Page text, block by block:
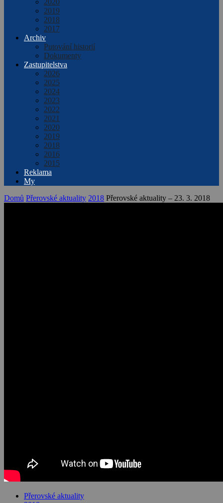
2020
2019
2018
2017
Archiv
Putování historií
Dokumenty
Zastupitelstva
2026
2025
2024
2023
2022
2021
2020
2019
2018
2016
2015
Reklama
My
Domů Přerovské aktuality 2018 Přerovské aktuality – 23. 3. 2018
Přerovské aktuality